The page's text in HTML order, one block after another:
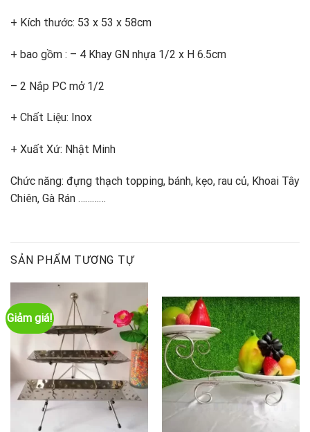
+ Kích thước: 53 x 53 x 58cm
+ bao gồm : – 4 Khay GN nhựa 1/2 x H 6.5cm
– 2 Nắp PC mở 1/2
+ Chất Liệu: Inox
+ Xuất Xứ: Nhật Minh
Chức năng: đựng thạch topping, bánh, kẹo, rau củ, Khoai Tây
Chiên, Gà Rán …………
SẢN PHẨM TƯƠNG TỰ
Giảm giá!